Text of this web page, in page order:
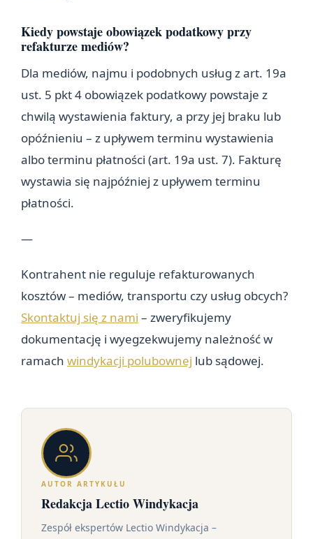
Kiedy powstaje obowiązek podatkowy przy
refakturze mediów?
Dla mediów, najmu i podobnych usług z art. 19a
ust. 5 pkt 4 obowiązek podatkowy powstaje z
chwilą wystawienia faktury, a przy jej braku lub
opóźnieniu – z upływem terminu wystawienia
albo terminu płatności (art. 19a ust. 7). Fakturę
wystawia się najpóźniej z upływem terminu
płatności.
—
Kontrahent nie reguluje refakturowanych
kosztów – mediów, transportu czy usług obcych?
Skontaktuj się z nami – zweryfikujemy
dokumentację i wyegzekwujemy należność w
ramach windykacji polubownej lub sądowej.
AUTOR ARTYKUŁU
Redakcja Lectio Windykacja
Zespół ekspertów Lectio Windykacja –